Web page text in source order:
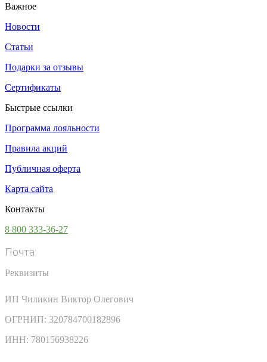
Важное
Новости
Статьи
Подарки за отзывы
Сертификаты
Быстрые ссылки
Программа лояльности
Правила акций
Публичная оферта
Карта сайта
Контакты
8 800 333-36-27
Почта:
Реквизиты
ИП Чиликин Виктор Олегович
ОГРНИП: 320784700182896
ИНН: 780156938226